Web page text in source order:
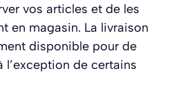
vos articles et de les
en magasin. La livraison
disponible pour de
de certains